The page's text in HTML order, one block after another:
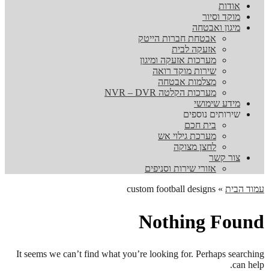
אודות
מוקד וסיור
מיגון ואבטחה
אבטחת חברות הייטק
אזעקה לבית
מערכות אזעקה ומיגון
שירות מוקד רואה
מצלמות אבטחה
מערכות הקלטה NVR – DVR
מידע שימושי
שירותים נוספים
בית חכם
מערכת גילוי אש
לחצן מצוקה
צור קשר
אזורי שירות וסניפים
עמוד הבית »
custom football designs
Nothing Found
It seems we can’t find what you’re looking for. Perhaps searching
can help.